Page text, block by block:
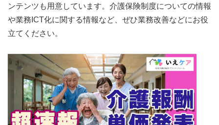
ンテンツも用意しています。介護保険制度についての情報
や業務ICT化に関する情報など、ぜひ業務改善などにお役
立てください。